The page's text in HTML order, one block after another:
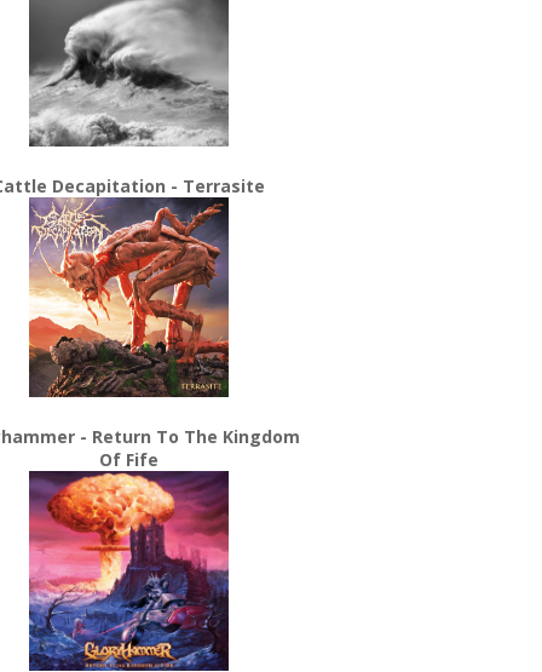
Decapitation - Terrasite
- Return To The Kingdom
Of Fife